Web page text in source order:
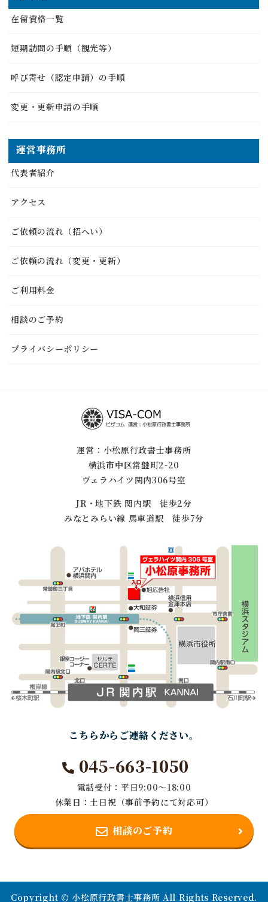
在留資格一覧
短期訪問の手順（観光等）
呼び寄せ（認定申請）の手順
変更・更新申請の手順
運営事務所
代表者紹介
アクセス
ご依頼の流れ（招へい）
ご依頼の流れ（変更・更新）
ご利用料金
相談のご予約
プライバシーポリシー
運営：小松原行政書士事務所
横浜市中区常盤町2-20
ヴェラハイツ関内306号室
JR・地下鉄 関内駅 徒歩2分
みなとみらい線 馬車道駅 徒歩7分
こちらからご連絡ください。
045-663-1050
電話受付：平日9:00～18:00
休業日：土日祝（事前予約にて対応可）
相談のご予約
Copyright © 小松原行政書士事務所 All Rights Reserved.